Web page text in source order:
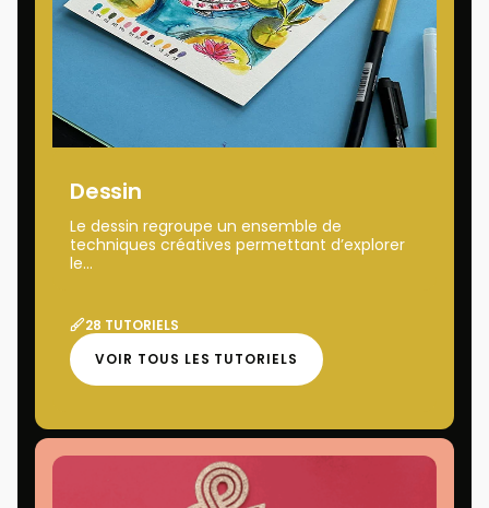
Dessin
Le dessin regroupe un ensemble de
techniques créatives permettant d’explorer
le...
28 TUTORIELS
VOIR TOUS LES TUTORIELS